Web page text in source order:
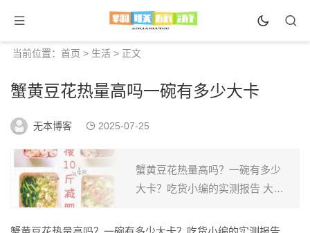
当前位置： 首页 > 生活 > 正文
蟹黄豆花热量高吗一碗有多少大卡
无本博客 2025-07-25
蟹黄豆花热量高吗？一碗有多少
大卡？吃货小编的实测报告 大家
营养研究员（其实就是喜欢研究